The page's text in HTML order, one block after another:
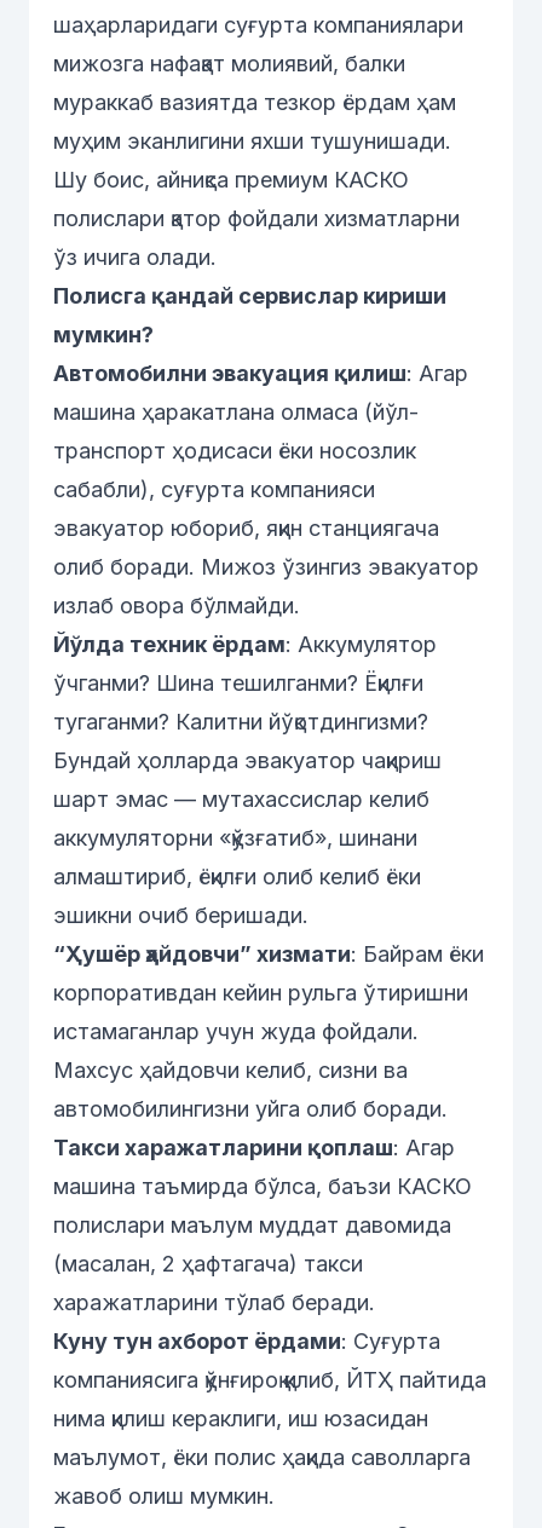
шаҳарларидаги суғурта компаниялари
мижозга нафақат молиявий, балки
мураккаб вазиятда тезкор ёрдам ҳам
муҳим эканлигини яхши тушунишади.
Шу боис, айниқса премиум КАСКО
полислари қатор фойдали хизматларни
ўз ичига олади.
Полисга қандай сервислар кириши
мумкин?
Автомобилни эвакуация қилиш: Агар
машина ҳаракатлана олмаса (йўл-
транспорт ҳодисаси ёки носозлик
сабабли), суғурта компанияси
эвакуатор юбориб, яқин станциягача
олиб боради. Мижоз ўзингиз эвакуатор
излаб овора бўлмайди.
Йўлда техник ёрдам: Аккумулятор
ўчганми? Шина тешилганми? Ёқилғи
тугаганми? Калитни йўқотдингизми?
Бундай ҳолларда эвакуатор чақириш
шарт эмас — мутахассислар келиб
аккумуляторни «қўзғатиб», шинани
алмаштириб, ёқилғи олиб келиб ёки
эшикни очиб беришади.
“Ҳушёр ҳайдовчи” хизмати: Байрам ёки
корпоративдан кейин рульга ўтиришни
истамаганлар учун жуда фойдали.
Махсус ҳайдовчи келиб, сизни ва
автомобилингизни уйга олиб боради.
Такси харажатларини қоплаш: Агар
машина таъмирда бўлса, баъзи КАСКО
полислари маълум муддат давомида
(масалан, 2 ҳафтагача) такси
харажатларини тўлаб беради.
Куну тун ахборот ёрдами: Суғурта
компаниясига қўнғироқ қилиб, ЙТҲ пайтида
нима қилиш кераклиги, иш юзасидан
маълумот, ёки полис ҳақида саволларга
жавоб олиш мумкин.